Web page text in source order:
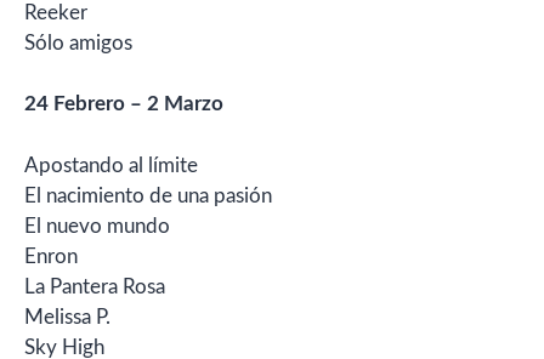
Reeker
Sólo amigos
24 Febrero – 2 Marzo
Apostando al límite
El nacimiento de una pasión
El nuevo mundo
Enron
La Pantera Rosa
Melissa P.
Sky High